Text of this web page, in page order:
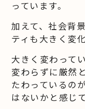
っています。
加えて、社会背
ティも大きく変
大きく変わって
変わらずに厳然
たわっているの
はないかと感じ